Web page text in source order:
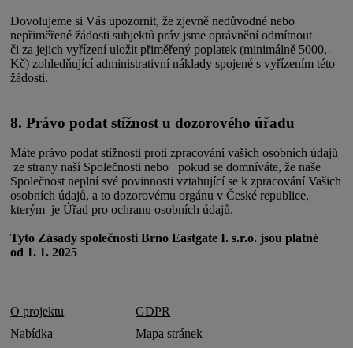
Dovolujeme si Vás upozornit, že zjevně nedůvodné nebo
nepřiměřené žádosti subjektů práv jsme oprávnění odmítnout
či za jejich vyřízení uložit přiměřený poplatek (minimálně 5000,-
Kč) zohledňující administrativní náklady spojené s vyřízením této
žádosti.
8. Právo podat stížnost u dozorového úřadu
Máte právo podat stížnosti proti zpracování vašich osobních údajů
ze strany naší Společnosti nebo pokud se domníváte, že naše
Společnost neplní své povinnosti vztahující se k zpracování Vašich
osobních údajů, a to dozorovému orgánu v České republice,
kterým je Úřad pro ochranu osobních údajů.
Tyto Zásady společnosti Brno Eastgate I. s.r.o. jsou platné
od 1. 1. 2025
O projektu
Nabídka
GDPR
Mapa stránek